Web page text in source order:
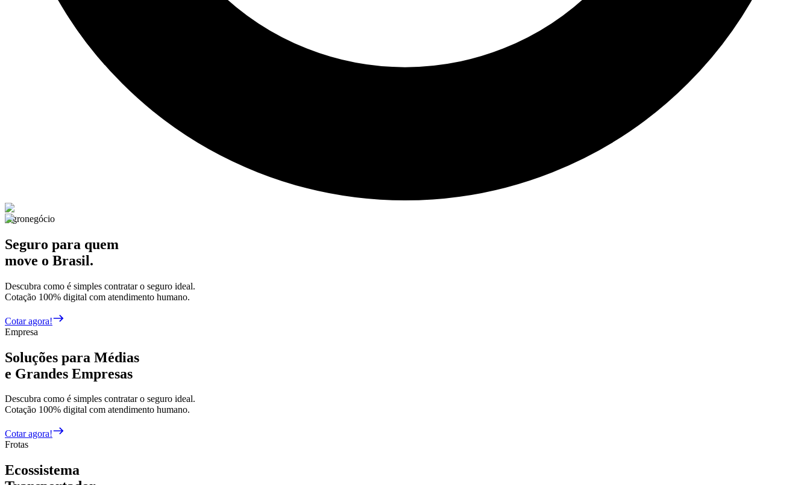
Agronegócio
Seguro para quem
move o Brasil.
Descubra como é simples contratar o seguro ideal.
Cotação 100% digital com atendimento humano.
Cotar agora!
Empresa
Soluções para Médias
e Grandes Empresas
Descubra como é simples contratar o seguro ideal.
Cotação 100% digital com atendimento humano.
Cotar agora!
Frotas
Ecossistema